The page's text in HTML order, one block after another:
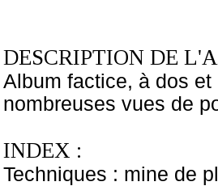
DESCRIPTION DE
Album factice, à dos
nombreuses vues de
INDEX :
Techniques : mine de